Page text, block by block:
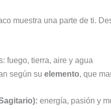
muestra una parte de ti.
fuego, tierra, aire y agua
según su elemento, que
energía, pasión y